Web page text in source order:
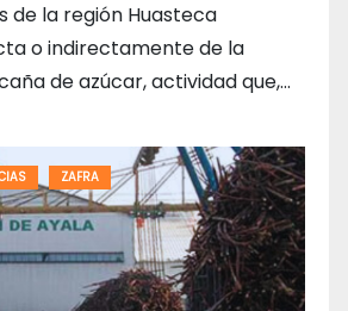
de la región Huasteca
o indirectamente de la
de azúcar, actividad que,…
ZAFRA